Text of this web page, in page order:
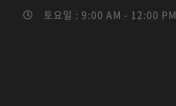
토요일 : 9:00 AM - 12:00 PM